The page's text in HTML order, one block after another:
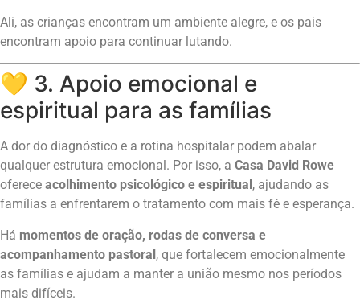
Ali, as crianças encontram um ambiente alegre, e os pais
encontram apoio para continuar lutando.
💛 3. Apoio emocional e
espiritual para as famílias
A dor do diagnóstico e a rotina hospitalar podem abalar
qualquer estrutura emocional. Por isso, a Casa David Rowe
oferece acolhimento psicológico e espiritual , ajudando as
famílias a enfrentarem o tratamento com mais fé e esperança.
Há momentos de oração, rodas de conversa e
acompanhamento pastoral, que fortalecem emocionalmente
as famílias e ajudam a manter a união mesmo nos períodos
mais difíceis.